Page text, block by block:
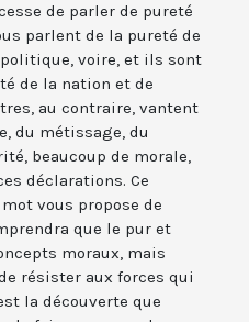
de parler de pureté
parlent de la pureté de
voire, et ils sont
de la nation et de
au contraire, vantent
du métissage, du
beaucoup de morale,
déclarations. Ce
vous propose de
que le pur et
moraux, mais
résister aux forces qui
la découverte que